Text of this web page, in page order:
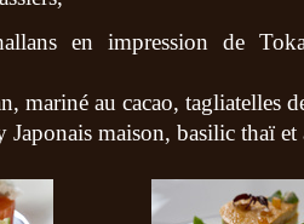
en impression de
mariné au cacao, tagliatelles
Japonais maison, basilic thaï